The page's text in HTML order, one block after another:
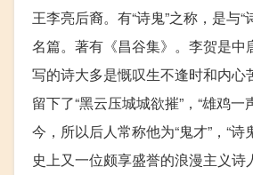
王李亮后裔。有“诗鬼”之称，是与
名篇。著有《昌谷集》。李贺是
写的诗大多是慨叹生不逢时和内心
留下了“黑云压城城欲摧”，“雄鸡
今，所以后人常称他为“鬼才”，“
史上又一位颇享盛誉的浪漫主义